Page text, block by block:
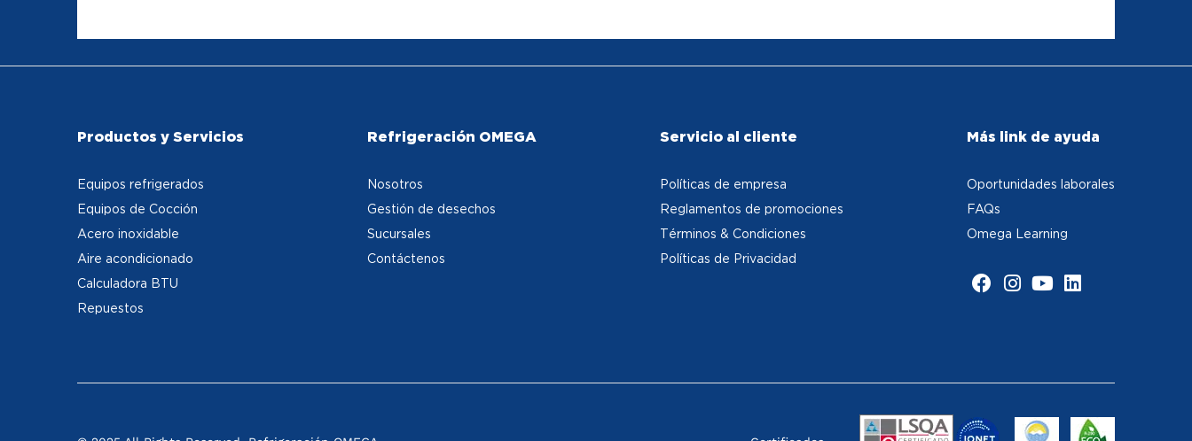
Productos y Servicios
Equipos refrigerados
Equipos de Cocción
Acero inoxidable
Aire acondicionado
Calculadora BTU
Repuestos
Refrigeración OMEGA
Nosotros
Gestión de desechos
Sucursales
Contáctenos
Servicio al cliente
Políticas de empresa
Reglamentos de promociones
Términos & Condiciones
Políticas de Privacidad
Más link de ayuda
Oportunidades laborales
FAQs
Omega Learning